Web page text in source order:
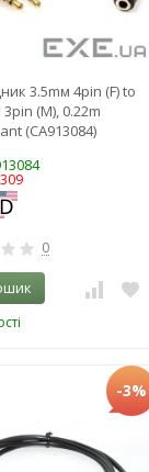
3.5mм 4pin (F) to
(M), 0.22m
(CA913084)
0
-3%